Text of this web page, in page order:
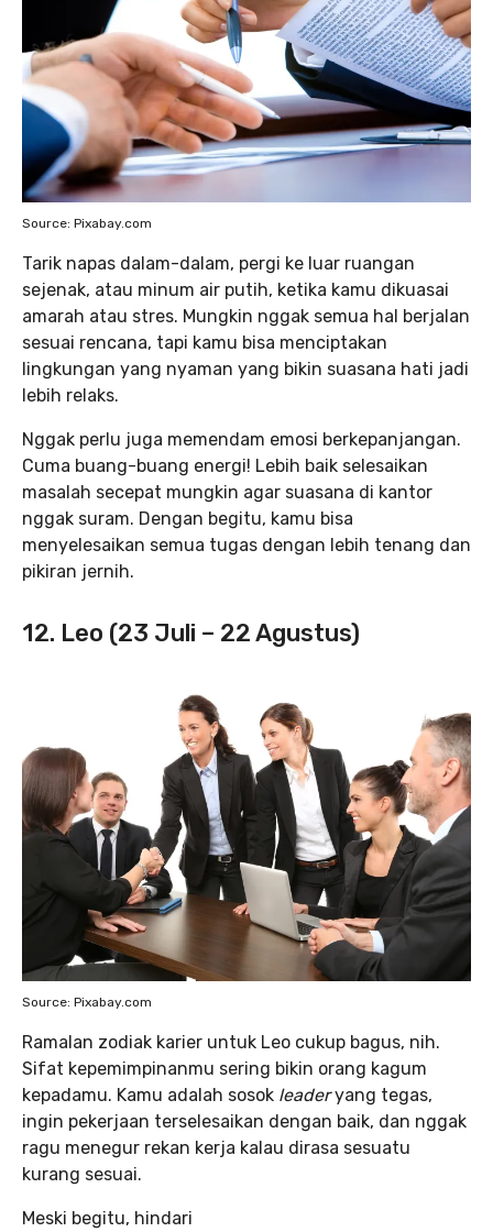
Source: Pixabay.com
Tarik napas dalam-dalam, pergi ke luar ruangan
sejenak, atau minum air putih, ketika kamu dikuasai
amarah atau stres. Mungkin nggak semua hal berjalan
sesuai rencana, tapi kamu bisa menciptakan
lingkungan yang nyaman yang bikin suasana hati jadi
lebih relaks.
Nggak perlu juga memendam emosi berkepanjangan.
Cuma buang-buang energi! Lebih baik selesaikan
masalah secepat mungkin agar suasana di kantor
nggak suram. Dengan begitu, kamu bisa
menyelesaikan semua tugas dengan lebih tenang dan
pikiran jernih.
12. Leo (23 Juli – 22 Agustus)
Source: Pixabay.com
Ramalan zodiak karier untuk Leo cukup bagus, nih.
Sifat kepemimpinanmu sering bikin orang kagum
kepadamu. Kamu adalah sosok leaderyang tegas,
ingin pekerjaan terselesaikan dengan baik, dan nggak
ragu menegur rekan kerja kalau dirasa sesuatu
kurang sesuai.
Meski begitu, hindari